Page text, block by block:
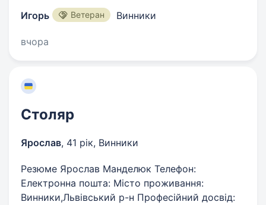
Игорь Ветеран Винники
вчора
Столяр
Ярослав, 41 рік, Винники
Резюме Ярослав Манделюк Телефон:
Електронна пошта: Місто проживання:
Винники,Львівський р-н Професійний досвід: